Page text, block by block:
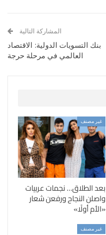
المشاركة التالية
بنك التسويات الدولية: الاقتصاد
العالمي في مرحلة حرجة
غير مصنف
بعد الطلاق… نجمات عربيات
واصلن النجاح ورفعن شعار
«الأم أولًا»
غير مصنف